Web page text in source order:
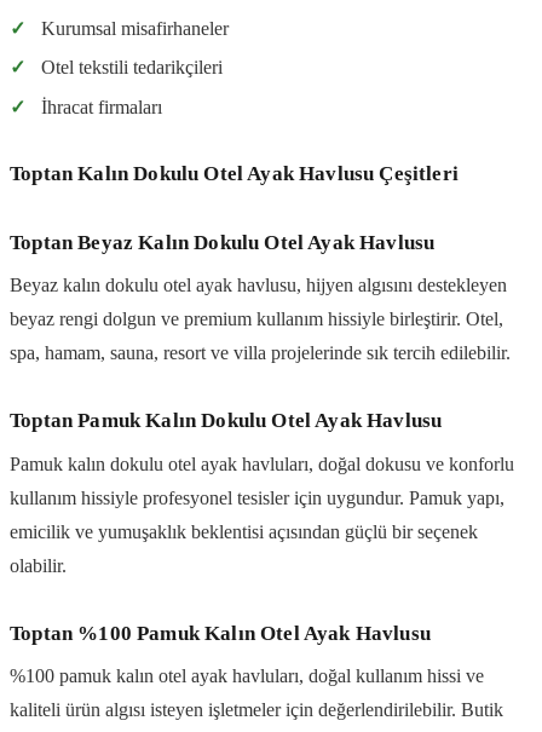
✓
Kurumsal misafirhaneler
✓
Otel tekstili tedarikçileri
✓
İhracat firmaları
Toptan Kalın Dokulu Otel Ayak Havlusu Çeşitleri
Toptan Beyaz Kalın Dokulu Otel Ayak Havlusu
Beyaz kalın dokulu otel ayak havlusu, hijyen algısını destekleyen
beyaz rengi dolgun ve premium kullanım hissiyle birleştirir. Otel,
spa, hamam, sauna, resort ve villa projelerinde sık tercih edilebilir.
Toptan Pamuk Kalın Dokulu Otel Ayak Havlusu
Pamuk kalın dokulu otel ayak havluları, doğal dokusu ve konforlu
kullanım hissiyle profesyonel tesisler için uygundur. Pamuk yapı,
emicilik ve yumuşaklık beklentisi açısından güçlü bir seçenek
olabilir.
Toptan %100 Pamuk Kalın Otel Ayak Havlusu
%100 pamuk kalın otel ayak havluları, doğal kullanım hissi ve
kaliteli ürün algısı isteyen işletmeler için değerlendirilebilir. Butik